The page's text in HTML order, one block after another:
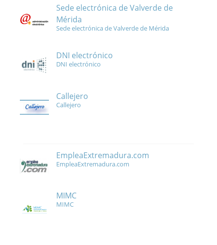
Sede electrónica de Valverde de
Mérida
Sede electrónica de Valverde de Mérida
DNI electrónico
DNI electrónico
Callejero
Callejero
EmpleaExtremadura.com
EmpleaExtremadura.com
MIMC
MIMC